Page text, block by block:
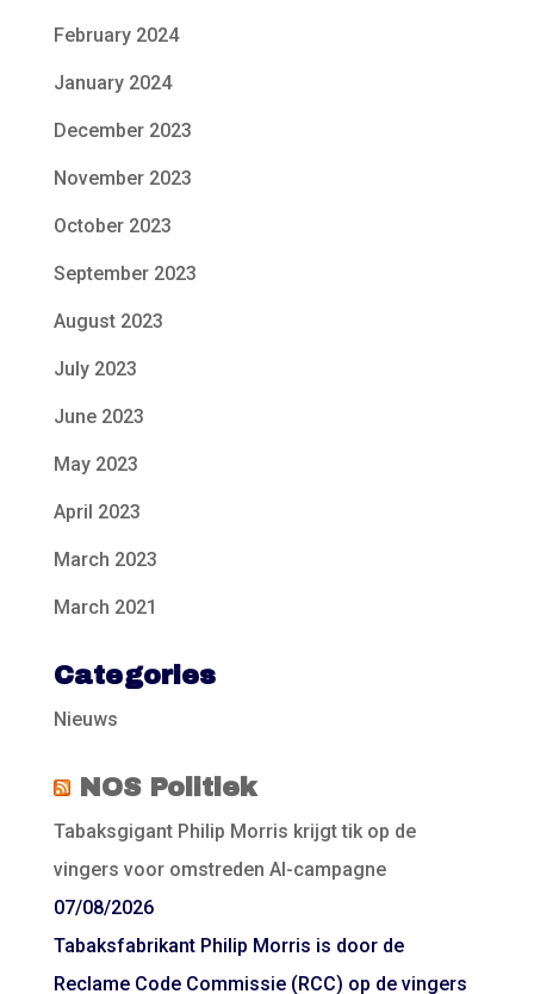
February 2024
January 2024
December 2023
November 2023
October 2023
September 2023
August 2023
July 2023
June 2023
May 2023
April 2023
March 2023
March 2021
Categories
Nieuws
NOS Politiek
Tabaksgigant Philip Morris krijgt tik op de
vingers voor omstreden AI-campagne
07/08/2026
Tabaksfabrikant Philip Morris is door de
Reclame Code Commissie (RCC) op de vingers